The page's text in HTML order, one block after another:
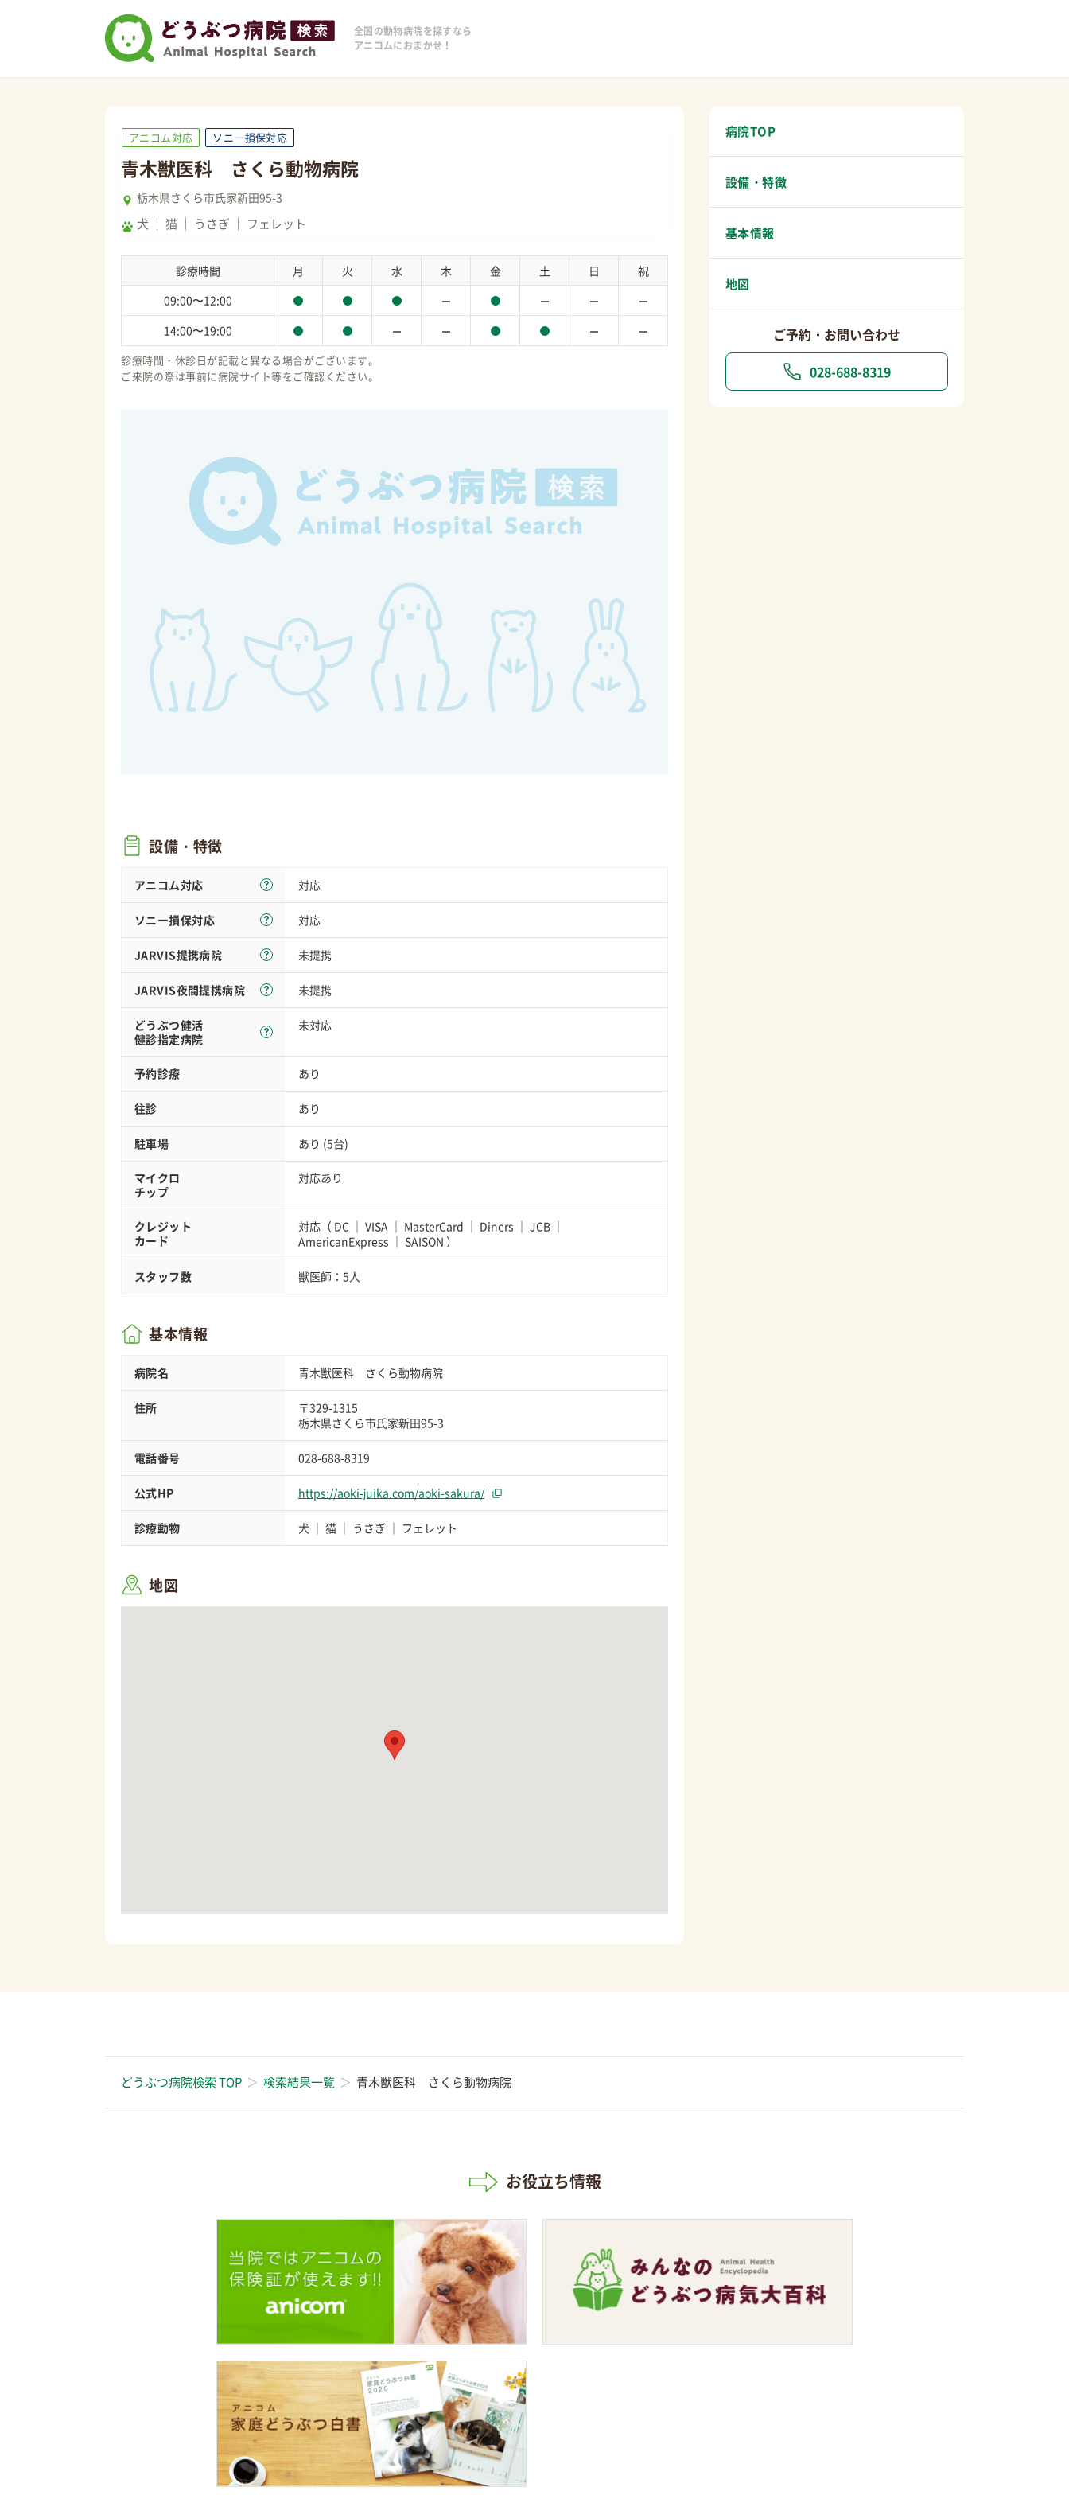
全国の動物病院を探すなら
アニコムにおまかせ！
病院TOP
設備・特徴
基本情報
地図
ご予約・お問い合わせ
028-688-8319
アニコム対応 ソニー損保対応
青木獣医科 さくら動物病院
栃木県さくら市氏家新田95-3
犬 猫 うさぎ フェレット
診療時間 月 火 水 木 金 土 日
祝
09:00〜12:00
14:00〜19:00
診療時間・休診日が記載と異なる場合がございます。
ご来院の際は事前に病院サイト等をご確認ください。
設備・特徴
アニコム対応 対応
ソニー損保対応 対応
JARVIS提携病院 未提携
JARVIS夜間提携病院 未提携
どうぶつ健活
健診指定病院
未対応
予約診療 あり
往診 あり
駐車場 あり (5台)
マイクロ
チップ
対応あり
クレジット
カード
対応（ DC VISA MasterCard Diners
JCB
AmericanExpress
SAISON ）
スタッフ数 獣医師：5人
基本情報
病院名 青木獣医科 さくら動物病院
住所
〒329-1315
栃木県さくら市氏家新田95-3
電話番号 028-688-8319
公式HP https://aoki-juika.com/aoki-sakura/
診療動物 犬 猫 うさぎ フェレット
地図
どうぶつ病院検索 TOP 検索結果一覧 青木獣医科 さくら動物病院
お役立ち情報